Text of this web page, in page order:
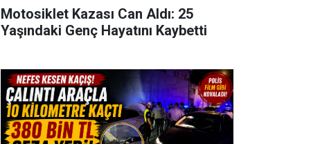
Motosiklet Kazası Can Aldı: 25
Yaşındaki Genç Hayatını Kaybetti